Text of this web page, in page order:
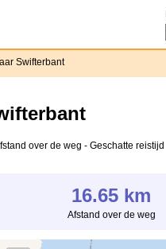
Swifterbant
over de weg - Geschatte reistijd
16.65 km
Afstand over de weg